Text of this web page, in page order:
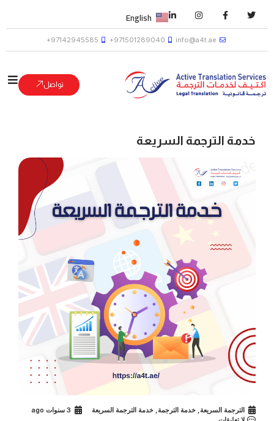
info@a4t.ae
971501289040+
97142945585+
English
تواصل
خدمة الترجمة السريعة
الترجمة السريعة خدمة الترجمة خدمة الترجمة السريعة
3 سنوات ago